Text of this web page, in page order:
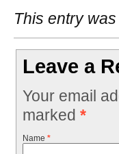
This entry
Leave a
Your email
marked *
Name *